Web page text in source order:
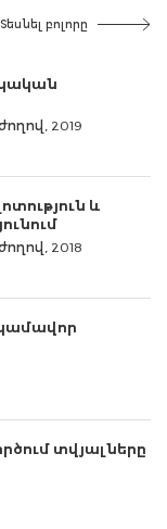
Տեսնել բոլորը
2019
և
2018
տվյալները